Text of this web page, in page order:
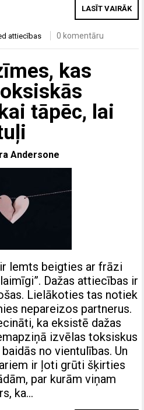
LASĪT VAIRĀK
attiecības 0 komentāru
kas
tāpēc, lai
Andersone
lemts beigties ar frāzi
Dažas attiecības ir
Lielākoties tas notiek
nepareizos partnerus.
ka eksistē dažas
izvēlas toksiskus
no vientulības. Un
ir ļoti grūti šķirties
par kurām viņam
ka…